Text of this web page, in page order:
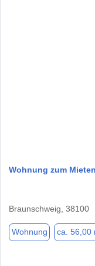
Wohnung zum
Braunschweig, 38100
Wohnung ca. 56,00